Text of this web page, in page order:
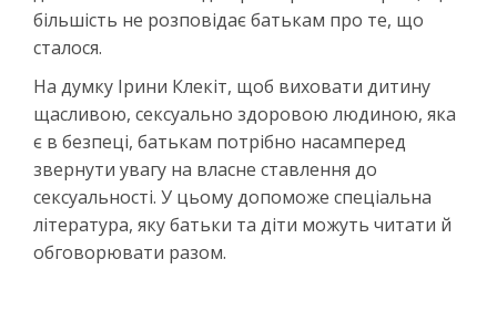
більшість не розповідає батькам про те, що
сталося.
На думку Ірини Клекіт, щоб виховати дитину
щасливою, сексуально здоровою людиною, яка
є в безпеці, батькам потрібно насамперед
звернути увагу на власне ставлення до
сексуальності. У цьому допоможе спеціальна
література, яку батьки та діти можуть читати й
обговорювати разом.